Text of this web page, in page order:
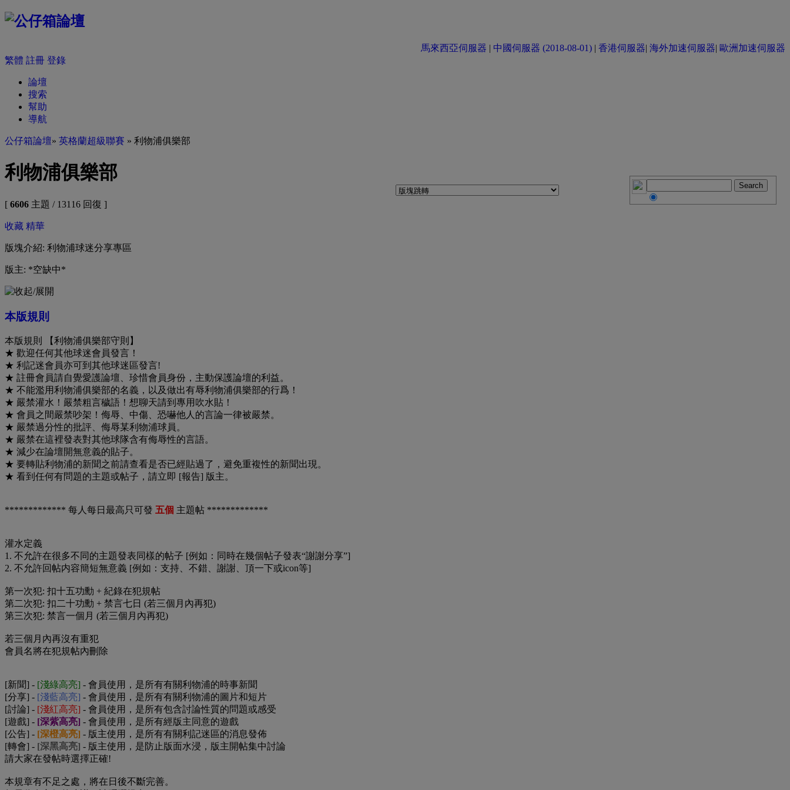
馬來西亞伺服器 | 中國伺服器 (2018-08-01) | 香港伺服器| 海外加速伺服器| 歐洲加速伺服器
繁體 註冊 登錄
論壇
搜索
幫助
導航
公仔箱論壇» 英格蘭超級聯賽 » 利物浦俱樂部
利物浦俱樂部
[ 6606 主題 / 13116 回復 ]
收藏 精華
版塊介紹: 利物浦球迷分享專區
版主: *空缺中*
本版規則
本版規則 【利物浦俱樂部守則】
★ 歡迎任何其他球迷會員發言！
★ 利記迷會員亦可到其他球迷區發言!
★ 註冊會員請自覺愛護論壇、珍惜會員身份，主動保護論壇的利益。
★ 不能濫用利物浦俱樂部的名義，以及做出有辱利物浦俱樂部的行爲！
★ 嚴禁灌水！嚴禁粗言穢語！想聊天請到專用吹水貼！
★ 會員之間嚴禁吵架！侮辱、中傷、恐嚇他人的言論一律被嚴禁。
★ 嚴禁過分性的批評、侮辱某利物浦球員。
★ 嚴禁在這裡發表對其他球隊含有侮辱性的言語。
★ 減少在論壇開無意義的貼子。
★ 要轉貼利物浦的新聞之前請查看是否已經貼過了，避免重複性的新聞出現。
★ 看到任何有問題的主題或帖子，請立即 [報告] 版主。
************* 每人每日最高只可發 五個 主題帖 *************
灌水定義
1. 不允許在很多不同的主題發表同樣的帖子 [例如：同時在幾個帖子發表“謝謝分享”]
2. 不允許回帖内容簡短無意義 [例如：支持、不錯、謝謝、頂一下或icon等]
第一次犯: 扣十五功勳 + 紀錄在犯規帖
第二次犯: 扣二十功勳 + 禁言七日 (若三個月內再犯)
第三次犯: 禁言一個月 (若三個月內再犯)
若三個月內再沒有重犯
會員名將在犯規帖內刪除
[新聞] - [淺綠高亮] - 會員使用，是所有有關利物浦的時事新聞
[分享] - [淺藍高亮] - 會員使用，是所有有關利物浦的圖片和短片
[討論] - [淺紅高亮] - 會員使用，是所有包含討論性質的問題或感受
[遊戲] - [深紫高亮] - 會員使用，是所有經版主同意的遊戲
[公告] - [深橙高亮] - 版主使用，是所有有關利記迷區的消息發佈
[轉會] - [深黑高亮] - 版主使用，是防止版面水浸，版主開帖集中討論
請大家在發帖時選擇正確!
本規章有不足之處，將在日後不斷完善。